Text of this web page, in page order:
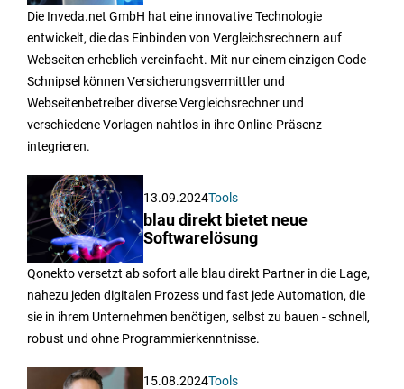
Die Inveda.net GmbH hat eine innovative Technologie
entwickelt, die das Einbinden von Vergleichsrechnern auf
Webseiten erheblich vereinfacht. Mit nur einem einzigen Code-
Schnipsel können Versicherungsvermittler und
Webseitenbetreiber diverse Vergleichsrechner und
verschiedene Vorlagen nahtlos in ihre Online-Präsenz
integrieren.
13.09.2024Tools
blau direkt bietet neue
Softwarelösung
Qonekto versetzt ab sofort alle blau direkt Partner in die Lage,
nahezu jeden digitalen Prozess und fast jede Automation, die
sie in ihrem Unternehmen benötigen, selbst zu bauen - schnell,
robust und ohne Programmierkenntnisse.
15.08.2024Tools